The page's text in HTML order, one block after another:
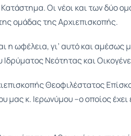
Οι νέοι και των δύο
ομάδας της Αρχιεπισκοπής.
η ωφέλεια, γι’ αυτό και
Νεότητας και
Θεοφιλέστατος
μας κ. Ιερωνύμου –ο οποίος